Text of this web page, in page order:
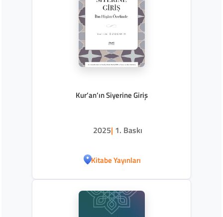
Kur’an’ın Siyerine Giriş
2025| 1. Baskı
Kitabe Yayınları